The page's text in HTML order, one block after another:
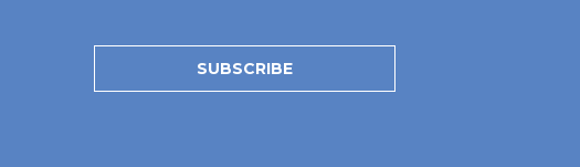
SUBSCRIBE